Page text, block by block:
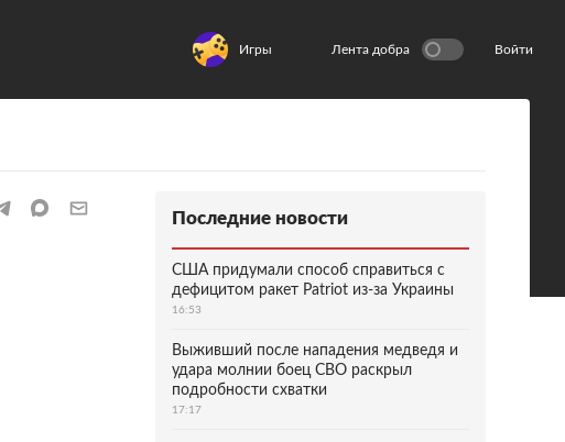
Игры Лента добра Войти
Последние новости
США придумали способ справиться с
дефицитом ракет Patriot из-за Украины
16:53
Выживший после нападения медведя и
удара молнии боец СВО раскрыл
подробности схватки
17:17